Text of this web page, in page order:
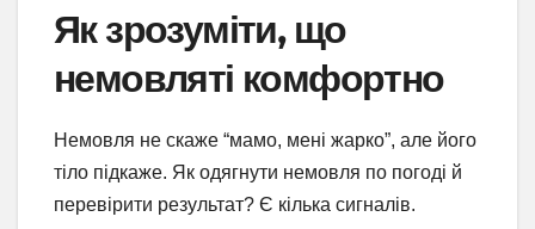
Як зрозуміти, що
немовляті комфортно
Немовля не скаже “мамо, мені жарко”, але його
тіло підкаже. Як одягнути немовля по погоді й
перевірити результат? Є кілька сигналів.